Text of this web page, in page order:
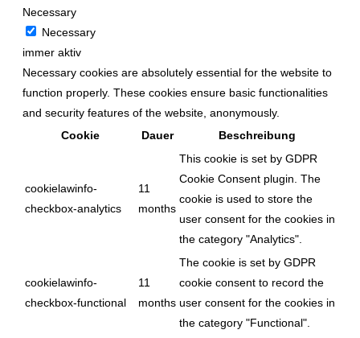
Necessary
Necessary
immer aktiv
Necessary cookies are absolutely essential for the website to
function properly. These cookies ensure basic functionalities
and security features of the website, anonymously.
Cookie
Dauer Beschreibung
cookielawinfo-
checkbox-analytics
11
months
This cookie is set by GDPR
Cookie Consent plugin. The
cookie is used to store the
user consent for the cookies in
the category "Analytics".
cookielawinfo-
checkbox-functional
11
months
The cookie is set by GDPR
cookie consent to record the
user consent for the cookies in
the category "Functional".